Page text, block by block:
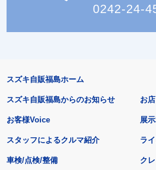
0242-24-
スズキ自販福島ホーム
スズキ自販福島からのお知らせ
お客様Voice
スタッフによるクルマ紹介
お
展
ラ
車検/点検/整備 ク